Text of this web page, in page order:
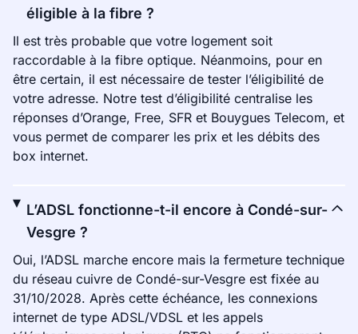
éligible à la fibre ?
Il est très probable que votre logement soit
raccordable à la fibre optique. Néanmoins, pour en
être certain, il est nécessaire de tester l’éligibilité de
votre adresse. Notre test d’éligibilité centralise les
réponses d’Orange, Free, SFR et Bouygues Telecom, et
vous permet de comparer les prix et les débits des
box internet.
L’ADSL fonctionne-t-il encore à Condé-sur-
Vesgre ?
Oui, l’ADSL marche encore mais la fermeture technique
du réseau cuivre de Condé-sur-Vesgre est fixée au
31/10/2028. Après cette échéance, les connexions
internet de type ADSL/VDSL et les appels